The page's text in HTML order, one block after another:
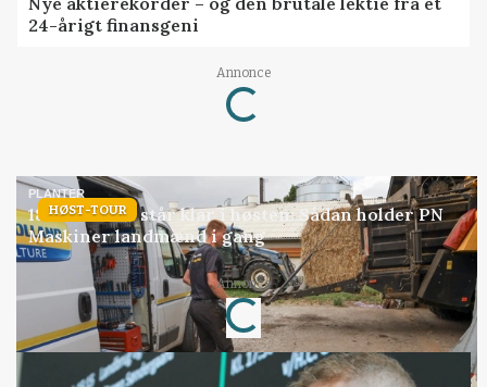
24-årigt finansgeni
Annonce
Loading...
HØST-TOUR
PLANTER
18 montører står klar i høsten: Sådan holder PN
Maskiner landmænd i gang
Annonce
Loading...